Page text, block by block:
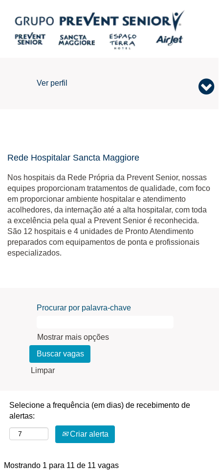
Ver perfil
Rede Hospitalar Sancta Maggiore
Nos hospitais da Rede Própria da Prevent Senior, nossas
equipes proporcionam tratamentos de qualidade, com foco
em proporcionar ambiente hospitalar e atendimento
acolhedores, da internação até a alta hospitalar, com toda
a excelência pela qual a Prevent Senior é reconhecida.
São 12 hospitais e 4 unidades de Pronto Atendimento
preparados com equipamentos de ponta e profissionais
especializados.
Procurar por palavra-chave
Mostrar mais opções
Limpar
Selecione a frequência (em dias) de recebimento de
alertas:
Criar alerta
Mostrando 1 para 11 de 11 vagasBuscar